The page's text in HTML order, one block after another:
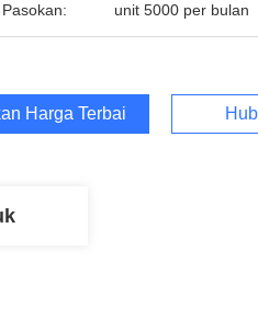
unit 5000 per bulan
Harga Terbaik